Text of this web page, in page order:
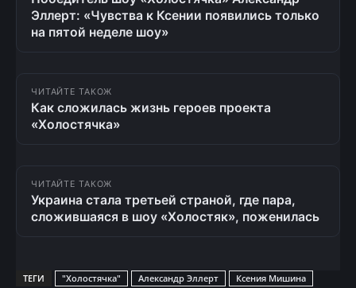
Эллерт: «Чувства к Ксении появились только
на пятой неделе шоу»
ЧИТАЙТЕ ТАКОЖ
Как сложилась жизнь героев проекта
«Холостячка»
ЧИТАЙТЕ ТАКОЖ
Украина стала третьей страной, где пара,
сложившаяся в шоу «Холостяк», поженилась
ТЕГИ "Холостячка" Александр Эллерт
Ксения Мишина